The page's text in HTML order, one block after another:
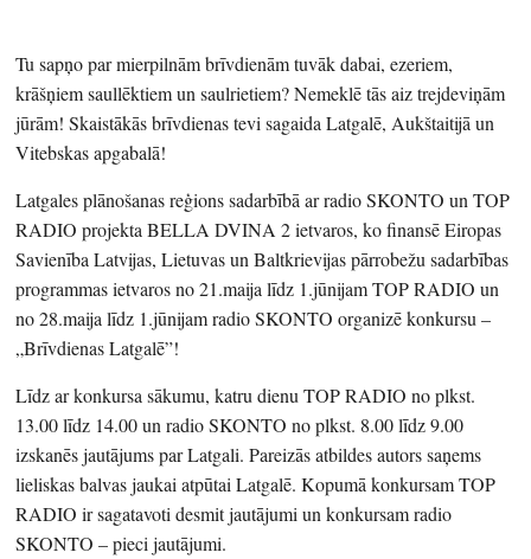
Tu sapņo par mierpilnām brīvdienām tuvāk dabai, ezeriem,
krāšņiem saullēktiem un saulrietiem? Nemeklē tās aiz trejdeviņām
jūrām! Skaistākās brīvdienas tevi sagaida Latgalē, Aukštaitijā un
Vitebskas apgabalā!
Latgales plānošanas reģions sadarbībā ar radio SKONTO un TOP
RADIO projekta BELLA DVINA 2 ietvaros, ko finansē Eiropas
Savienība Latvijas, Lietuvas un Baltkrievijas pārrobežu sadarbības
programmas ietvaros no 21.maija līdz 1.jūnijam TOP RADIO un
no 28.maija līdz 1.jūnijam radio SKONTO organizē konkursu –
„Brīvdienas Latgalē”!
Līdz ar konkursa sākumu, katru dienu TOP RADIO no plkst.
13.00 līdz 14.00 un radio SKONTO no plkst. 8.00 līdz 9.00
izskanēs jautājums par Latgali. Pareizās atbildes autors saņems
lieliskas balvas jaukai atpūtai Latgalē. Kopumā konkursam TOP
RADIO ir sagatavoti desmit jautājumi un konkursam radio
SKONTO – pieci jautājumi.